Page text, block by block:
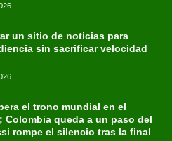
un sitio de noticias para
sin sacrificar velocidad
el trono mundial en el
Colombia queda a un paso del
rompe el silencio tras la final